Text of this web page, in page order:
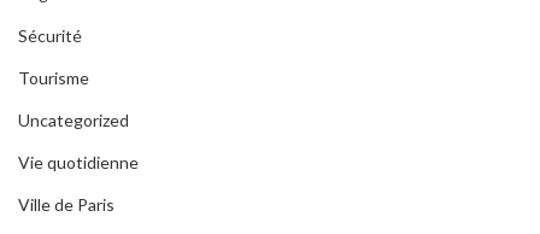
Sécurité
Tourisme
Uncategorized
Vie quotidienne
Ville de Paris